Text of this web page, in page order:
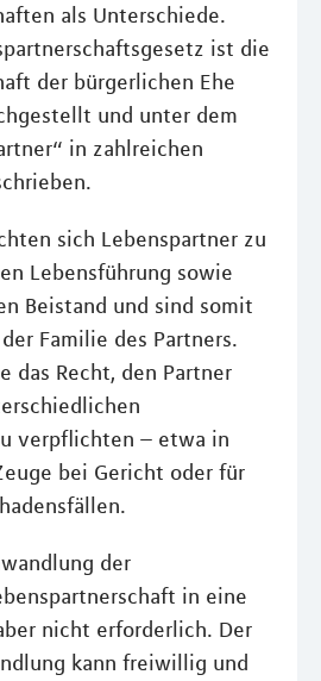
als Unterschiede.
ist die
der bürgerlichen Ehe
und unter dem
in zahlreichen
sich Lebenspartner zu
Lebensführung sowie
Beistand und sind somit
Familie des Partners.
das Recht, den Partner
verpflichten – etwa in
bei Gericht oder für
der
in eine
nicht erforderlich. Der
kann freiwillig und